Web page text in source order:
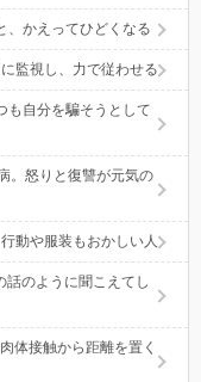
、かえってひどくなる
監視し、力で従わせる
も自分を騙そうとして
。怒りと復讐が元気の
動や服装もおかしい人
話のように聞こえてし
体接触から距離を置く